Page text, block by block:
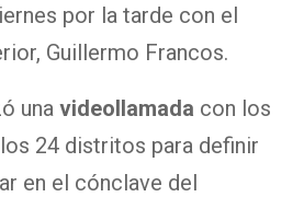
por la tarde con el
Guillermo Francos.
una videollamada con los
24 distritos para definir
en el cónclave del